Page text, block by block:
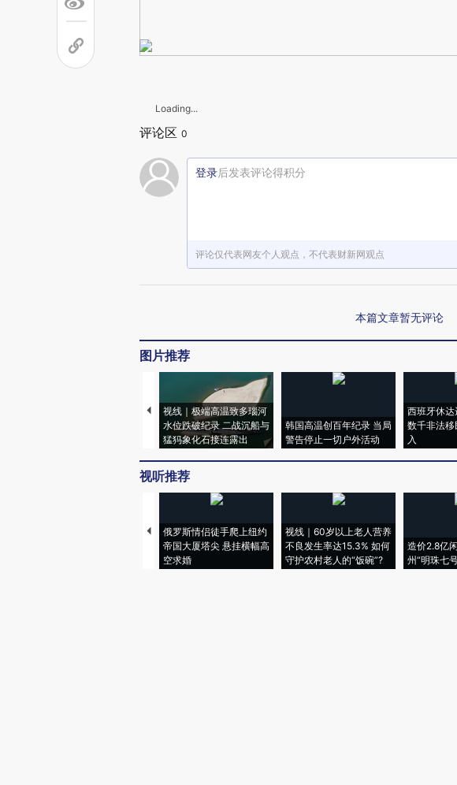
Loading...
评论区 0
登录后发表评论得积分
评论仅代表网友个人观点，不代表财新网观点
本篇文章暂无评论
图片推荐
视线｜极端高温致多瑙河
水位跌破纪录 二战沉船与
猛犸象化石接连露出
韩国高温创百年纪录 当局
警告停止一切户外活动
西班牙休
数千非法
入
视听推荐
俄罗斯情侣徒手爬上纽约
帝国大厦塔尖 悬挂横幅高
空求婚
视线｜60岁以上老人营养
不良发生率达15.3% 如何
守护农村老人的“饭碗”?
造价2.8亿
州“明珠七